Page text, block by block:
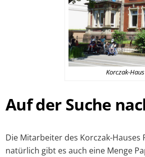
Korczak-
Auf der Suche
Die Mitarbeiter des Korczak-
natürlich gibt es auch eine Menge